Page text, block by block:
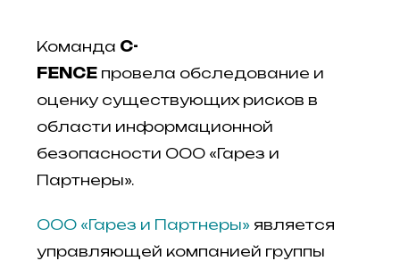
Команда C-
FENCE провела обследование и
оценку существующих рисков в
области информационной
безопасности ООО «Гарез и
Партнеры».
ООО «Гарез и Партнеры»является
управляющей компанией группы